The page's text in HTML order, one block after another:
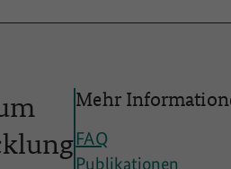
Mehr
FAQ
Publikationen